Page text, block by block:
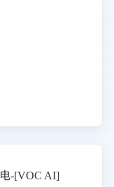
-[VOC AI]